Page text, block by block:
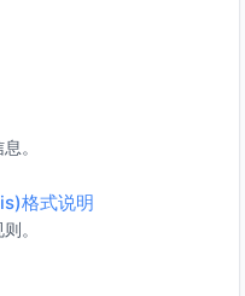
。
格式说明
。